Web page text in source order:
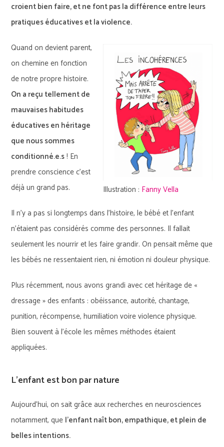
croient bien faire, et ne font pas la différence entre leurs
pratiques éducatives et la violence.
Illustration : Fanny Vella
Quand on devient parent,
on chemine en fonction
de notre propre histoire.
On a reçu tellement de
mauvaises habitudes
éducatives en héritage
que nous sommes
conditionné.e.s! En
prendre conscience c’est
déjà un grand pas.
Il n’y a pas si longtemps dans l’histoire, le bébé et l’enfant
n’étaient pas considérés comme des personnes. Il fallait
seulement les nourrir et les faire grandir. On pensait même que
les bébés ne ressentaient rien, ni émotion ni douleur physique.
Plus récemment, nous avons grandi avec cet héritage de «
dressage » des enfants : obéissance, autorité, chantage,
punition, récompense, humiliation voire violence physique.
Bien souvent à l’école les mêmes méthodes étaient
appliquées.
L’enfant est bon par nature
Aujourd’hui, on sait grâce aux recherches en neurosciences
notamment, que l’enfant naît bon, empathique, et plein de
belles intentions.